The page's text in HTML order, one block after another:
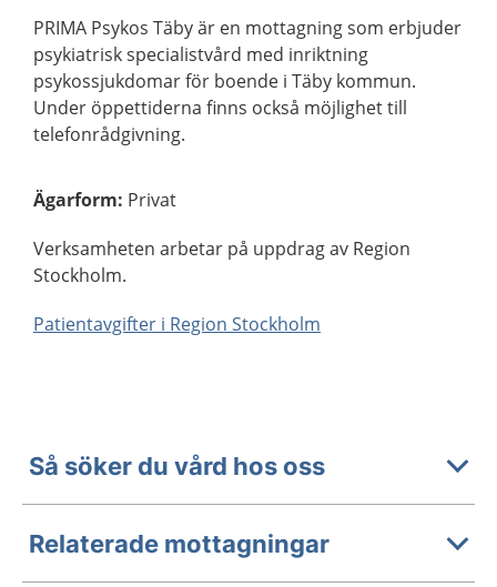
PRIMA Psykos Täby är en mottagning som erbjuder
psykiatrisk specialistvård med inriktning
psykossjukdomar för boende i Täby kommun.
Under öppettiderna finns också möjlighet till
telefonrådgivning.
Ägarform: Privat
Verksamheten arbetar på uppdrag av Region
Stockholm.
Patientavgifter i Region Stockholm
Så söker du vård hos oss
Relaterade mottagningar